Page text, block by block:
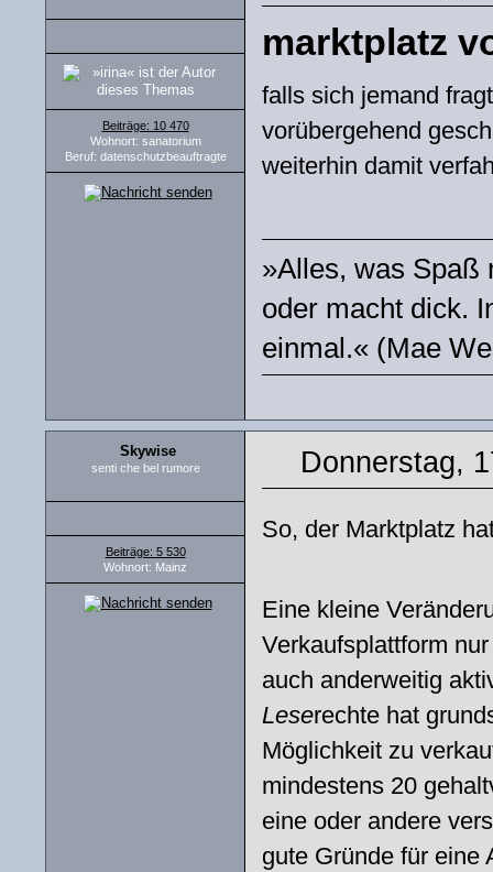
Beiträge: 10 470
Wohnort: sanatorium
Beruf: datenschutzbeauftragte
marktplatz
falls sich jemand
vorübergehend
weiterhin damit
»Alles, was Spaß
oder macht dick.
einmal.« (Mae
Skywise
senti che bel rumore
Beiträge: 5 530
Wohnort: Mainz
Donnerstag,
So, der Marktplatz
Eine kleine
Verkaufsplattform
auch anderweitig
Leserechte hat
Möglichkeit zu
mindestens 20
eine oder andere
gute Gründe für eine